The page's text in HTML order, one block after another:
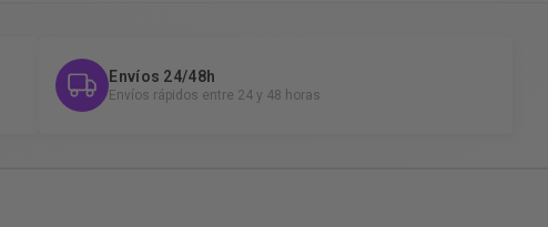
Envíos 24/48h
Envíos rápidos entre 24 y 48 horas